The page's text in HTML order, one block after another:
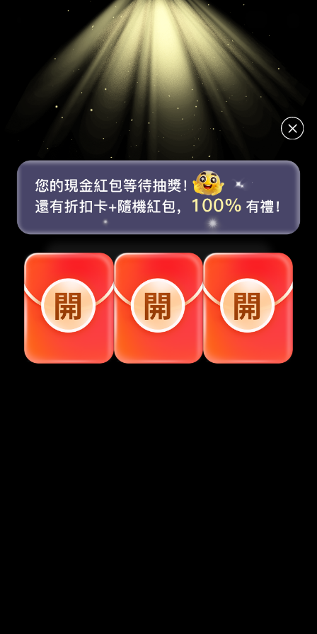
取消 去登錄
8折
折扣券
$
6
現金券
5折
折扣券